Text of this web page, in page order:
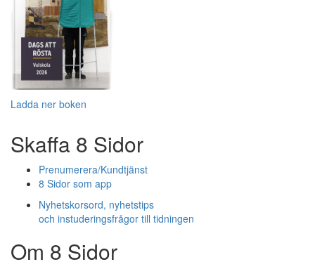
Ladda ner boken
Skaffa 8 Sidor
Prenumerera/Kundtjänst
8 Sidor som app
Nyhetskorsord, nyhetstips
och instuderingsfrågor till tidningen
Om 8 Sidor